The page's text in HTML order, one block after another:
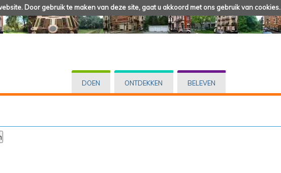
Door gebruik te maken van deze site, gaat u akkoord met ons gebruik van cookies.
DOEN ONTDEKKEN BELEVEN